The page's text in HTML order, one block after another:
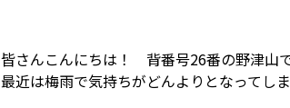
皆さんこんにちは！ 背番号26番の野津山
最近は梅雨で気持ちがどんよりとなってし